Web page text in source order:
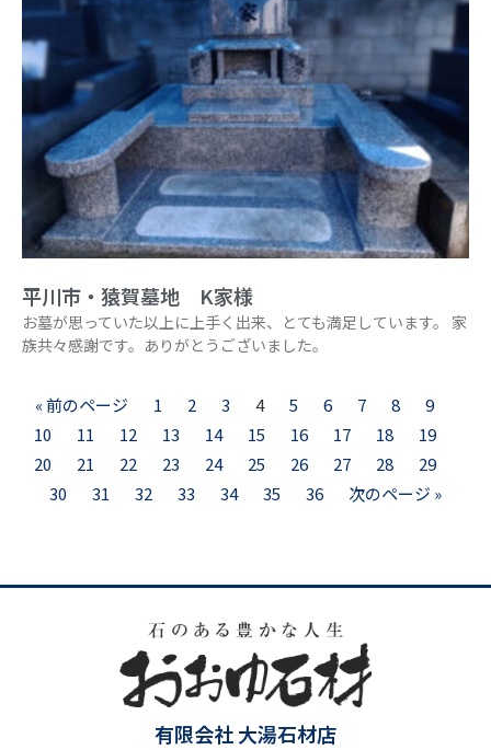
平川市・猿賀墓地 K家様
お墓が思っていた以上に上手く出来、とても満足しています。 家
族共々感謝です。ありがとうございました。
« 前のページ 1 2 3 4 5 6 7 8
9
10
11 12 13 14 15 16 17 18
19
20
21 22 23 24 25 26 27 28
29
30
31 32 33 34 35 36 次のページ »
有限会社 大湯石材店